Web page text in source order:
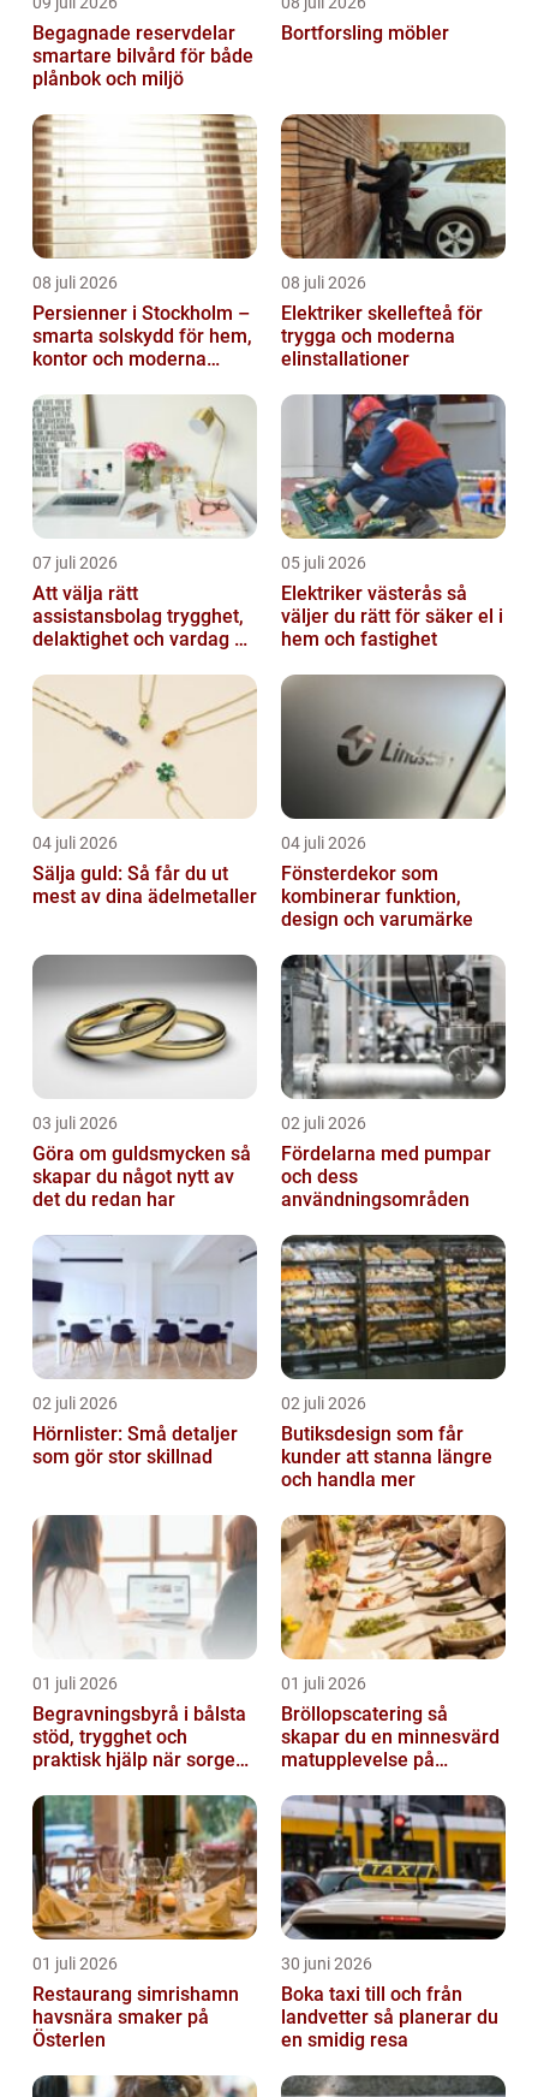
Begagnade reservdelar
smartare bilvård för både
plånbok och miljö
Bortforsling möbler
08 juli 2026
Persienner i Stockholm –
smarta solskydd för hem,
kontor och moderna
08 juli 2026
Elektriker skellefteå för
trygga och moderna
elinstallationer
07 juli 2026
Att välja rätt
assistansbolag trygghet,
delaktighet och vardag på
05 juli 2026
Elektriker västerås så
väljer du rätt för säker el i
hem och fastighet
04 juli 2026
Sälja guld: Så får du ut
mest av dina ädelmetaller
04 juli 2026
Fönsterdekor som
kombinerar funktion,
design och varumärke
03 juli 2026
Göra om guldsmycken så
skapar du något nytt av
det du redan har
02 juli 2026
Fördelarna med pumpar
och dess
användningsområden
02 juli 2026
Hörnlister: Små detaljer
som gör stor skillnad
02 juli 2026
Butiksdesign som får
kunder att stanna längre
och handla mer
01 juli 2026
Begravningsbyrå i bålsta
stöd, trygghet och
praktisk hjälp när sorgen
01 juli 2026
Bröllopscatering så
skapar du en minnesvärd
matupplevelse på
01 juli 2026
Restaurang simrishamn
havsnära smaker på
Österlen
30 juni 2026
Boka taxi till och från
landvetter så planerar du
en smidig resa